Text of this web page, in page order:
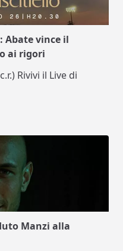
Abate vince il
ai rigori
Rivivi il Live di
Manzi alla